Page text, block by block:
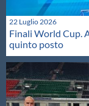
22 Luglio 2026
Finali World Cup.
quinto posto